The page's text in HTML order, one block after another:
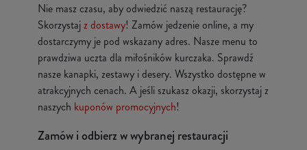
Nie masz czasu, aby odwiedzić naszą restaurację?
Skorzystajz dostawy! Zamów jedzenie online, a my
dostarczymy je pod wskazany adres. Nasze menu to
prawdziwa uczta dla miłośników kurczaka. Sprawdź
nasze kanapki, zestawy i desery. Wszystko dostępne w
atrakcyjnych cenach. A jeśli szukasz okazji, skorzystaj z
naszych kuponów promocyjnych!
Zamów i odbierz w wybranej restauracji